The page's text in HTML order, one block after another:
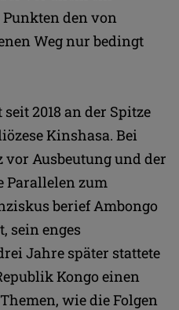
den von
Weg nur bedingt
2018 an der Spitze
Kinshasa. Bei
vor Ausbeutung und der
Parallelen zum
berief Ambongo
sein enges
Jahre später stattete
Kongo einen
wie die Folgen